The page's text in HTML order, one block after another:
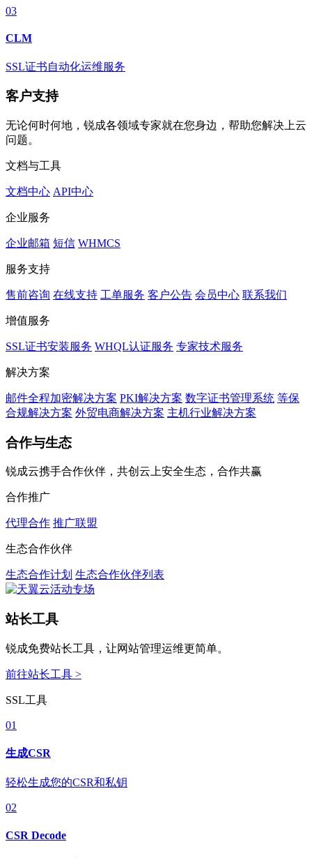
03
CLM
SSL证书自动化运维服务
客户支持
无论何时何地，锐成各领域专家就在您身边，帮助您解决上云
问题。
文档与工具
文档中心 API中心
企业服务
企业邮箱 短信 WHMCS
服务支持
售前咨询 在线支持 工单服务 客户公告 会员中心 联系我们
增值服务
SSL证书安装服务 WHQL认证服务 专家技术服务
解决方案
邮件全程加密解决方案 PKI解决方案 数字证书管理系统 等保
合规解决方案 外贸电商解决方案 主机行业解决方案
合作与生态
锐成云携手合作伙伴，共创云上安全生态，合作共赢
合作推广
代理合作 推广联盟
生态合作伙伴
生态合作计划 生态合作伙伴列表
站长工具
锐成免费站长工具，让网站管理运维更简单。
前往站长工具 >
SSL工具
01
生成CSR
轻松生成您的CSR和私钥
02
CSR Decode